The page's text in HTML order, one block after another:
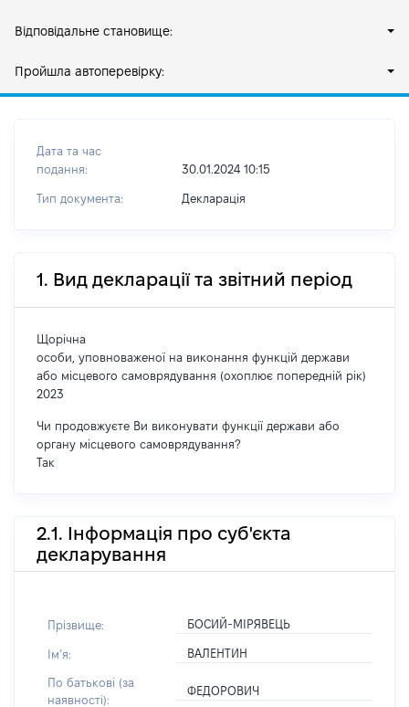
Відповідальне становище:
Пройшла автоперевірку:
Дата та час
подання:
30.01.2024 10:15
Тип документа: Декларація
1. Вид декларації та звітний період
Щорічна
особи, уповноваженої на виконання функцій держави
або місцевого самоврядування (охоплює попередній рік)
2023
Чи продовжуєте Ви виконувати функції держави або
органу місцевого самоврядування?
Так
2.1. Інформація про суб'єкта
декларування
Прізвище: БОСИЙ-МІРЯВЕЦЬ
Імʼя: ВАЛЕНТИН
По батькові (за
наявності):
ФЕДОРОВИЧ